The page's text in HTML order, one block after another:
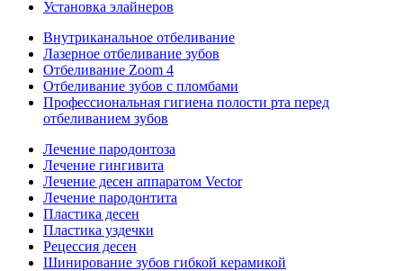
Установка элайнеров
Внутриканальное отбеливание
Лазерное отбеливание зубов
Отбеливание Zoom 4
Отбеливание зубов с пломбами
Профессиональная гигиена полости рта перед
отбеливанием зубов
Лечение пародонтоза
Лечение гингивита
Лечение десен аппаратом Vector
Лечение пародонтита
Пластика десен
Пластика уздечки
Рецессия десен
Шинирование зубов гибкой керамикой